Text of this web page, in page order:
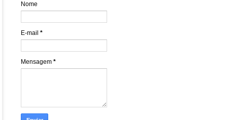
Nome
E-mail *
Mensagem *